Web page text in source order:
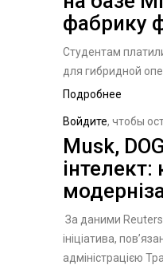
фабрику
Студентам
для гибридной
Подробнее
МГИМО
Войдите, чтобы
​Musk,
За даними
ініціатива,
адміністрацією